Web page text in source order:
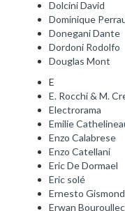
Dolcini David
Dominique
Donegani Dante
Dordoni Rodolfo
Douglas Mont
E
E. Rocchi & M.
Electrorama
Emilie
Enzo Calabrese
Enzo Catellani
Eric De Dormael
Eric solé
Ernesto
Erwan Bouroullec